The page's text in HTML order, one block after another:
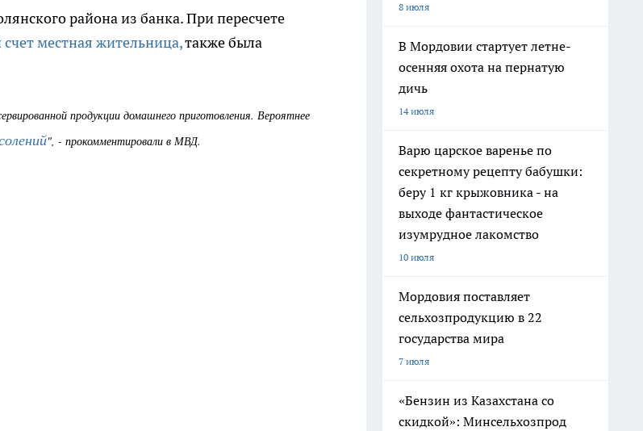
района из банка. При пересчете
местная жительница,также была
продукции домашнего приготовления. Вероятнее
", - прокомментировали в МВД.
8 июля
В Мордовии стартует летне-
осенняя охота на пернатую
дичь
14 июля
Варю царское варенье по
секретному рецепту бабушки:
беру 1 кг крыжовника - на
выходе фантастическое
изумрудное лакомство
10 июля
Мордовия поставляет
сельхозпродукцию в 22
государства мира
7 июля
«Бензин из Казахстана со
скидкой»: Минсельхозпрод